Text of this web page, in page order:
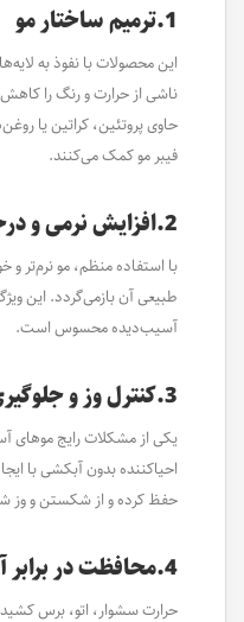
1.ترمیم ساختار مو
این محصولات با نفوذ به
ناشی از حرارت و رنگ را
حاوی پروتئین، کراتین یا
فیبر مو کمک می‌کنند.
2.افزایش نرمی و درخشندگی مو
با استفاده منظم، مو
طبیعی آن بازمی‌گردد. این
آسیب‌دیده محسوس است.
3.کنترل وز و جلوگیری از موخوره
یکی از مشکلات رایج موهای
احیاکننده بدون آبکشی با
حفظ کرده و از شکستن و وز
4.محافظت در برابر آسیب‌های روزانه